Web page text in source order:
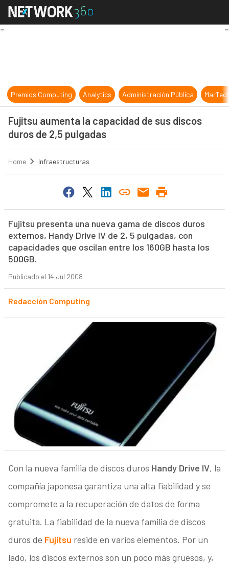
Fujitsu aumenta la capacidad de
Premios Computing Analytics Administración Pública
Fujitsu aumenta la capacidad de sus discos
duros de 2,5 pulgadas
Home Infraestructuras
Fujitsu presenta una nueva gama de discos duros
externos, Handy Drive IV de 2, 5 pulgadas, con
capacidades que oscilan entre los 160GB hasta los
500GB.
Publicado el 14 Jul 2008
Redacción Computing
Con la nueva familia de discos duros Handy Drive IV, la
compañía japonesa garantiza una alta fiabilidad y se
compromete a la recuperación de datos de forma
gratuita. La fiabilidad de la nueva familia de discos
duros de Fujitsu reside en varios elementos. Por un
lado, los discos externos son un poco más gruesos, y,